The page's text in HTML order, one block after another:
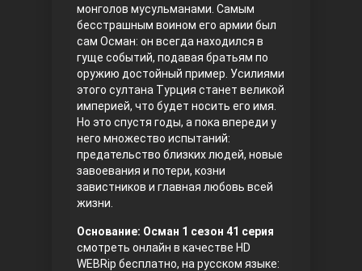
Воскресший Эртугрул
монголов мусульманами. Самым
бесстрашным воином его армии был
сам Осман: он всегда находился в
гуще событий, подавая братьям по
оружию достойный пример. Усилиями
этого султана Турция станет великой
империей, что будет носить его имя.
Но это спустя годы, а пока впереди у
него множество испытаний:
предательство близких людей, новые
завоевания и потери, козни
завистников и главная любовь всей
жизни.
Основание: Осман 1 сезон 41 серия
смотреть онлайн в качестве HD
WEBRip бесплатно, на русском языке: